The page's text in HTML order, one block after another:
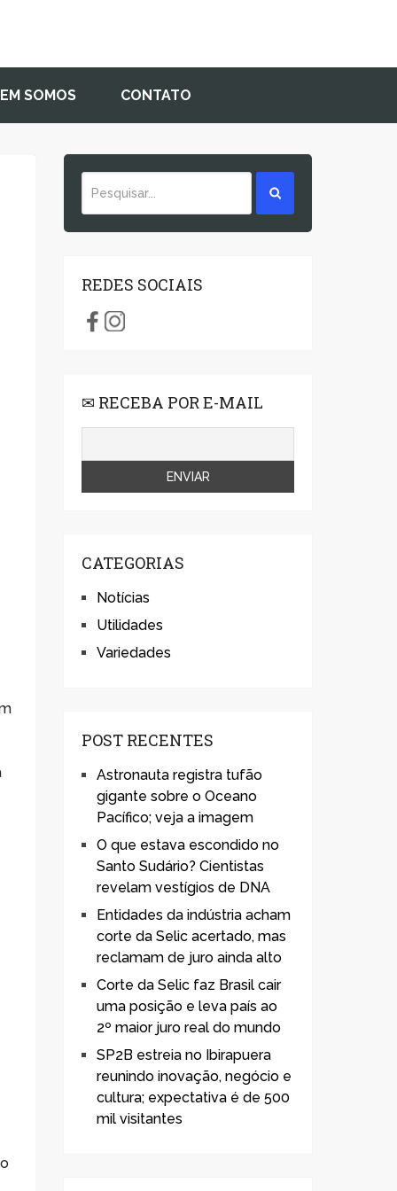
SOMOS CONTATO
REDES SOCIAIS
✉ RECEBA POR E-MAIL
CATEGORIAS
Notícias
Utilidades
Variedades
POST RECENTES
Astronauta registra tufão
gigante sobre o Oceano
Pacífico; veja a imagem
O que estava escondido no
Santo Sudário? Cientistas
revelam vestígios de DNA
Entidades da indústria acham
corte da Selic acertado, mas
reclamam de juro ainda alto
Corte da Selic faz Brasil cair
uma posição e leva país ao
2º maior juro real do mundo
SP2B estreia no Ibirapuera
reunindo inovação, negócio e
cultura; expectativa é de 500
mil visitantes